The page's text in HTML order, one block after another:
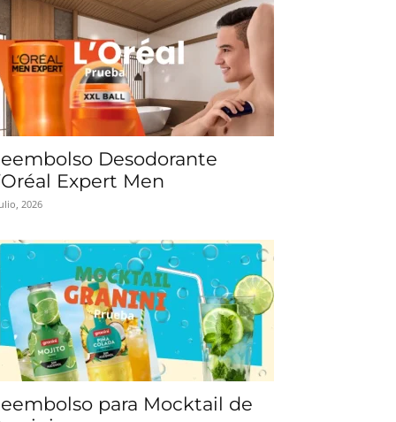
Desodorante
Expert Men
2026
para Mocktail de